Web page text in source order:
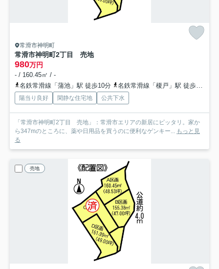
常滑市神明町
常滑市神明町2丁目 売地
980万円
- / 160.45㎡ / -
名鉄常滑線「蒲池」駅 徒歩10分
名鉄常滑線「榎戸」駅 徒歩13分
陽当り良好 閑静な住宅地 公共下水
「常滑市神明町2丁目 売地」：常滑市エリアの新居にピッタリ。家か
ら347mのところに、薬や日用品を買うのに便利なゲンキー... もっと見
る
売地